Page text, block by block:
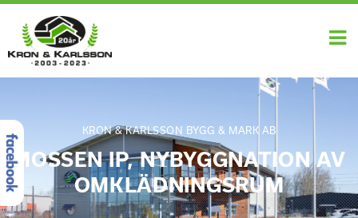
KRON & KARLSSON BYGG & MARK AB
MOSSEN IP, NYBYGGNATION AV
OMKLÄDNINGSRUM